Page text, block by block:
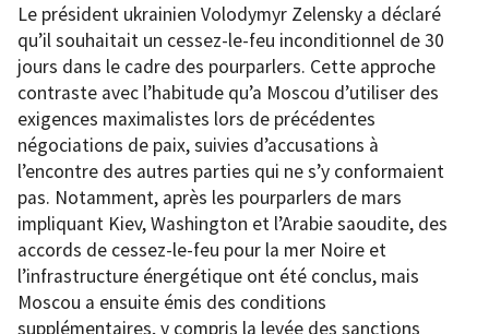
Le président ukrainien Volodymyr Zelensky a déclaré
qu’il souhaitait un cessez-le-feu inconditionnel de 30
jours dans le cadre des pourparlers. Cette approche
contraste avec l’habitude qu’a Moscou d’utiliser des
exigences maximalistes lors de précédentes
négociations de paix, suivies d’accusations à
l’encontre des autres parties qui ne s’y conformaient
pas. Notamment, après les pourparlers de mars
impliquant Kiev, Washington et l’Arabie saoudite, des
accords de cessez-le-feu pour la mer Noire et
l’infrastructure énergétique ont été conclus, mais
Moscou a ensuite émis des conditions
supplémentaires, y compris la levée des sanctions